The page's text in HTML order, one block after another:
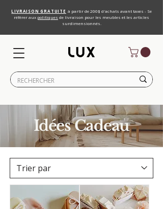
LIVRAISON GRATUITE à partir de 200$ d'achats avant taxes - Se
référer aux politiques de livraison pour les meubles et les articles
surdimensionnés.
Idées Cadeau